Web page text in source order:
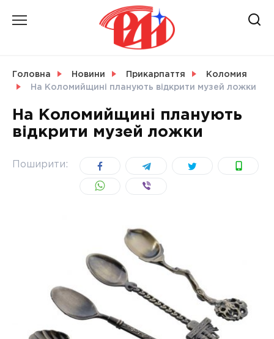
УКРАЇНА
Головна Новини Прикарпаття
Коломия
На Коломийщині планують відкрити музей ложки
На Коломийщині планують
відкрити музей ложки
Поширити: